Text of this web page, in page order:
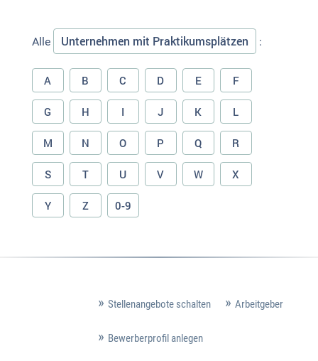
Alle Unternehmen mit Praktikumsplätzen :
A B C D E F
G H I J K L
M N O P Q R
S T U V W X
Y Z 0-9
Stellenangebote schalten Arbeitgeber
Bewerberprofil anlegen